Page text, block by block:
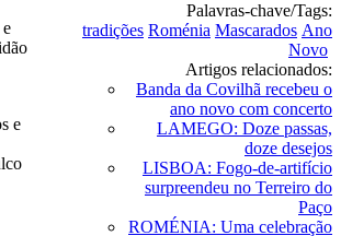
e
Palavras-chave/Tags:
tradições Roménia Mascarados Ano
Novo
Artigos relacionados:
Banda da Covilhã recebeu o
ano novo com concerto
LAMEGO: Doze passas,
doze desejos
LISBOA: Fogo-de-artifício
surpreendeu no Terreiro do
Paço
ROMÉNIA: Uma celebração